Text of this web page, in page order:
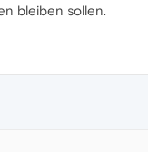
bleiben sollen.